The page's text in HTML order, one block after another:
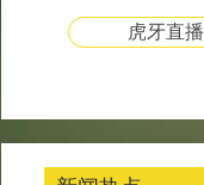
虎牙直播